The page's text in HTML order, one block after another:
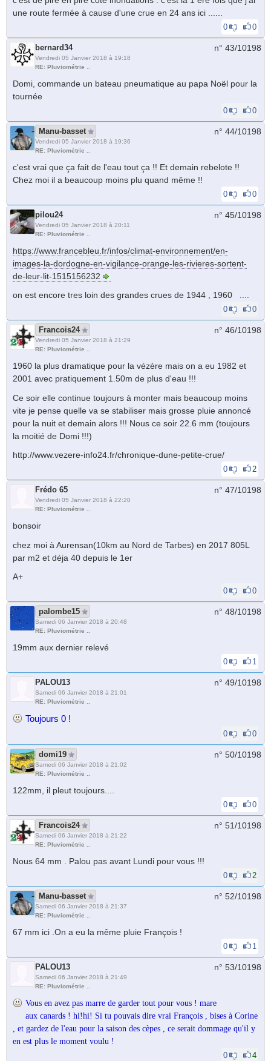
une route fermée à cause d'une crue en 24 ans ici ......
0 0
bernard34
Vendredi 05 Janvier 2018 à 19:18
RE: Pluviométrie ..
n° 43/10198
Domi, commande un bateau pneumatique au papa Noël pour la
tournée
0 0
Manu-basset
Vendredi 05 Janvier 2018 à 19:36
RE: Pluviométrie ..
n° 44/10198
c'est vrai que ça fait de l'eau tout ça !! Et demain rebelote !!
Chez moi il a beaucoup moins plu quand même !!
0 0
pilou24
Vendredi 05 Janvier 2018 à 20:11
RE: Pluviométrie ..
n° 45/10198
https://www.francebleu.fr/infos/climat-environnement/en-
images-la-dordogne-en-vigilance-orange-les-rivieres-sortent-
de-leur-lit-1515156232
on est encore tres loin des grandes crues de 1944 , 1960 ....
0 0
Francois24
Vendredi 05 Janvier 2018 à 21:29
RE: Pluviométrie ..
n° 46/10198
1960 la plus dramatique pour la vézère mais on a eu 1982 et
2001 avec pratiquement 1.50m de plus d'eau !!!
Ce soir elle continue toujours à monter mais beaucoup moins
vite je pense quelle va se stabiliser mais grosse pluie annoncé
pour la nuit et demain alors !!! Nous ce soir 22.6 mm (toujours
la moitié de Domi !!!)
http://www.vezere-info24.fr/chronique-dune-petite-crue/
0 2
Frédo 65
Vendredi 05 Janvier 2018 à 22:20
RE: Pluviométrie ..
n° 47/10198
bonsoir
chez moi à Aurensan(10km au Nord de Tarbes) en 2017 805L
par m2 et déja 40 depuis le 1er
A+
0 0
palombe15
Samedi 06 Janvier 2018 à 20:48
RE: Pluviométrie ..
n° 48/10198
19mm aux dernier relevé
0 1
PALOU13
Samedi 06 Janvier 2018 à 21:01
RE: Pluviométrie ..
n° 49/10198
Toujours 0 !
0 0
domi19
Samedi 06 Janvier 2018 à 21:02
RE: Pluviométrie ..
n° 50/10198
122mm, il pleut toujours....
0 0
Francois24
Samedi 06 Janvier 2018 à 21:22
RE: Pluviométrie ..
n° 51/10198
Nous 64 mm . Palou pas avant Lundi pour vous !!!
0 2
Manu-basset
Samedi 06 Janvier 2018 à 21:37
RE: Pluviométrie ..
n° 52/10198
67 mm ici .On a eu la même pluie François !
0 1
PALOU13
Samedi 06 Janvier 2018 à 21:49
RE: Pluviométrie ..
n° 53/10198
Vous en avez pas marre de garder tout pour vous ! mare
aux canards ! hi!hi! Si tu pouvais dire vrai François , bises à Corine
, et gardez de l'eau pour la saison des cèpes , ce serait dommage qu'il y
en est plus le moment voulu !
0
4